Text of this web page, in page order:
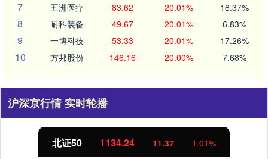
7 五洲医疗 83.62 20.01% 18.37%
8 耐科装备 49.67 20.01% 6.83%
9 一博科技 53.33 20.01% 17.26%
10 方邦股份 146.16 20.00% 7.68%
沪深京行情 实时轮播
北证50 1134.24 11.37 1.01%